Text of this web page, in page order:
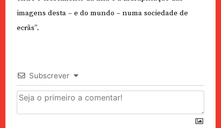
imagens desta – e do mundo – numa sociedade de
ecrãs”.
Subscrever